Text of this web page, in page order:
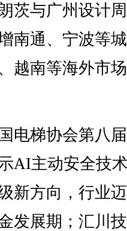
与广州设计
南通、宁波等
越南等海外市
梯协会第八
AI主动安全技
新方向，行业
发展期；汇川